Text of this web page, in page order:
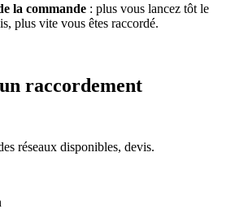
la commande : plus vous lancez tôt le
plus vite vous êtes raccordé.
raccordement
réseaux disponibles, devis.